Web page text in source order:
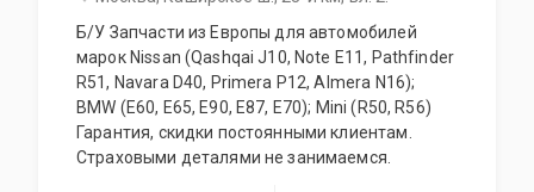
автомобиля. Гарантия качества на все услуги
и продукцию. Квалифицированные
специалисты. Мы работаем для Вас каждый
день.
Б/У Запчасти из Европы для автомобилей
марок Nissan (Qashqai J10, Note E11, Pathfinder
R51, Navara D40, Primera P12, Almera N16);
BMW (E60, E65, E90, E87, E70); Mini (R50, R56)
Гарантия, скидки постоянными клиентам.
Страховыми деталями не занимаемся.